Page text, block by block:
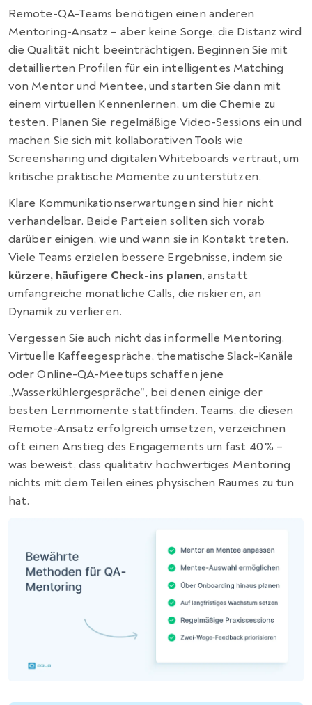
Remote-QA-Teams benötigen einen anderen
Mentoring-Ansatz – aber keine Sorge, die Distanz wird
die Qualität nicht beeinträchtigen. Beginnen Sie mit
detaillierten Profilen für ein intelligentes Matching
von Mentor und Mentee, und starten Sie dann mit
einem virtuellen Kennenlernen, um die Chemie zu
testen. Planen Sie regelmäßige Video-Sessions ein und
machen Sie sich mit kollaborativen Tools wie
Screensharing und digitalen Whiteboards vertraut, um
kritische praktische Momente zu unterstützen.
Klare Kommunikationserwartungen sind hier nicht
verhandelbar. Beide Parteien sollten sich vorab
darüber einigen, wie und wann sie in Kontakt treten.
Viele Teams erzielen bessere Ergebnisse, indem sie
kürzere, häufigere Check-ins planen, anstatt
umfangreiche monatliche Calls, die riskieren, an
Dynamik zu verlieren.
Vergessen Sie auch nicht das informelle Mentoring.
Virtuelle Kaffeegespräche, thematische Slack-Kanäle
oder Online-QA-Meetups schaffen jene
„Wasserkühlergespräche“, bei denen einige der
besten Lernmomente stattfinden. Teams, die diesen
Remote-Ansatz erfolgreich umsetzen, verzeichnen
oft einen Anstieg des Engagements um fast 40 % –
was beweist, dass qualitativ hochwertiges Mentoring
nichts mit dem Teilen eines physischen Raumes zu tun
hat.